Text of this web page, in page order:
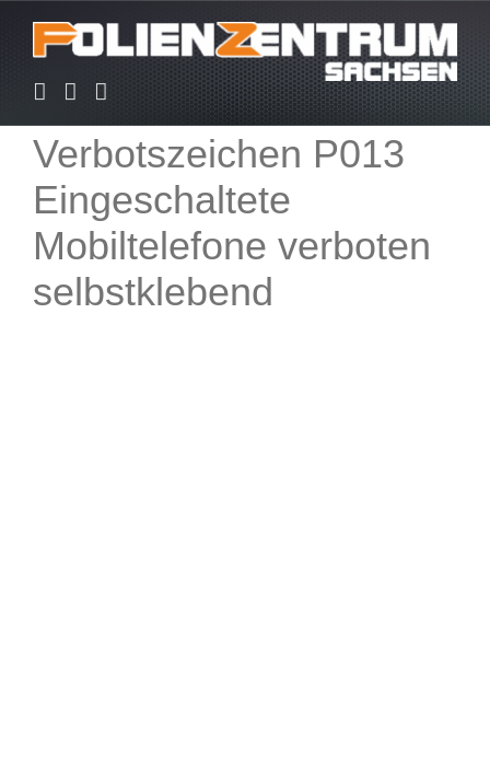
springen
Verbotszeichen P013
Eingeschaltete
Mobiltelefone verboten
selbstklebend